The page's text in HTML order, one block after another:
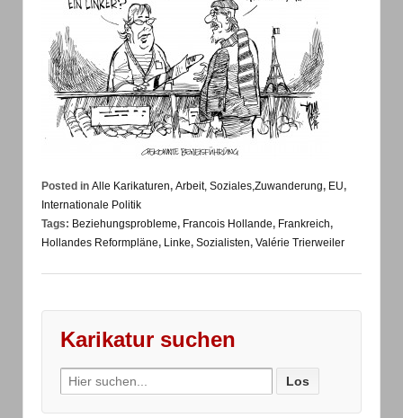
Posted in Alle Karikaturen, Arbeit, Soziales,Zuwanderung, EU,
Internationale Politik
Tags: Beziehungsprobleme, Francois Hollande, Frankreich,
Hollandes Reformpläne, Linke, Sozialisten, Valérie Trierweiler
Karikatur suchen
Search
for: